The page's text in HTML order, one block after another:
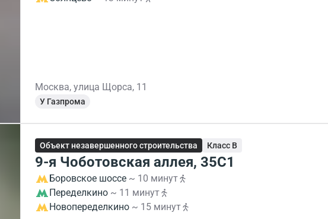
Москва, улица Щорса, 11
У Газпрома
Объект незавершенного строительства Класс B
9-я Чоботовская аллея, 35С1
Боровское шоссе ~ 10 минут
Переделкино ~ 11 минут
Новопеределкино ~ 15 минут